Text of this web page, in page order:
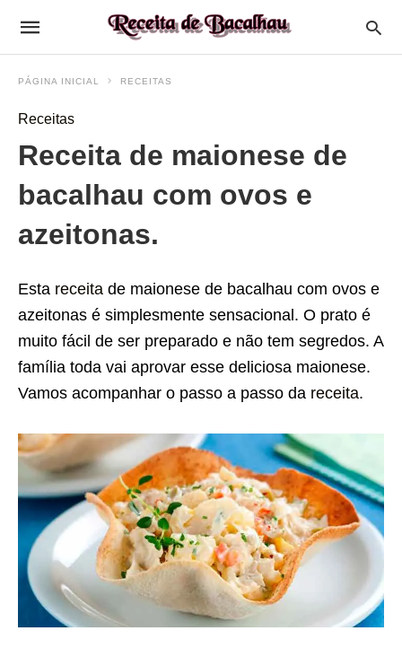
PÁGINA INICIAL RECEITAS
Receitas
Receita de maionese de
bacalhau com ovos e
azeitonas.
Esta receita de maionese de bacalhau com ovos e
azeitonas é simplesmente sensacional. O prato é
muito fácil de ser preparado e não tem segredos. A
família toda vai aprovar esse deliciosa maionese.
Vamos acompanhar o passo a passo da receita.